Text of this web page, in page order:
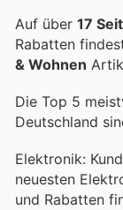
Auf über 17
Rabatten
& Wohnen
Die Top 5
Deutschland
Elektronik:
neuesten
und Rabatten